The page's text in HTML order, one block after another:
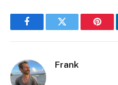
FacebookTwitter
Frank